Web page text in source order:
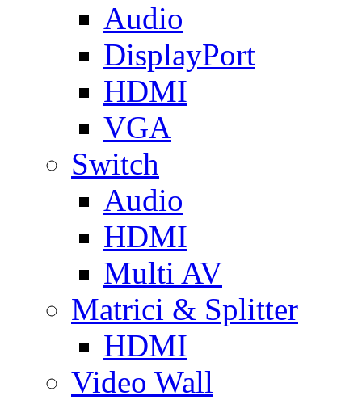
Audio
DisplayPort
HDMI
VGA
Switch
Audio
HDMI
Multi AV
Matrici & Splitter
HDMI
Video Wall